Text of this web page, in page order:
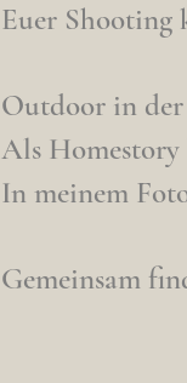
Euer Shooting
Outdoor in
Als Homestory
In meinem
Gemeinsam